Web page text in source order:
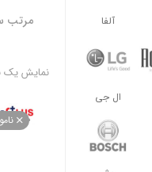
مرتب
نمایش یک
آلفا
ال جی